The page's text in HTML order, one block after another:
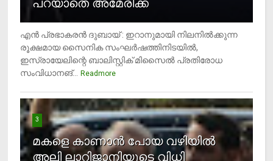
പറയാതെ അമേരിക്ക
എന്‍ പ്രഭാകരന്‍ ദുബായ് : ഇറാനുമായി നിലനില്‍ക്കുന്ന
രൂക്ഷമായ സൈനിക സംഘര്‍ഷത്തിനിടയില്‍,
ഇസ്രായേലിന്റെ ബാലിസ്റ്റിക് മിസൈല്‍ പ്രതിരോധ
സംവിധാനങ്...
Readmore
3
മകളെ കാണാന്‍ പോയ വഴിയില്‍
അലി ലാറിജാനിയുടെ വിധി